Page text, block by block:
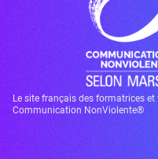
Le site français des formatrices
Communication NonViolente®